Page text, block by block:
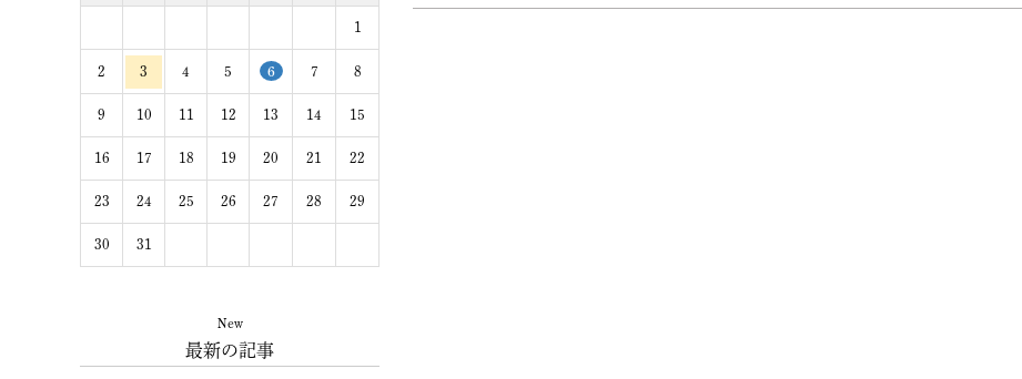
1
2 3 4 5 6 7 8
9 10 11 12 13 14 15
16 17 18 19 20 21 22
23 24 25 26 27 28 29
30 31
New
最新の記事